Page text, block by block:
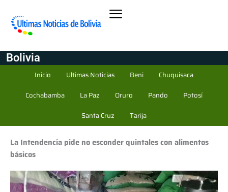
Bolivia
Inicio Ultimas Noticias Beni
Chuquisaca
Cochabamba
La Paz Oruro Pando
Potosí
Santa Cruz
Tarija
La Intendencia pide no esconder quintales con alimentos
básicos